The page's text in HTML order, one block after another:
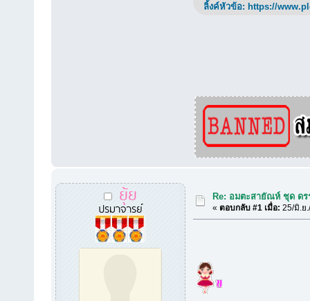
ลิ้งค์หัวข้อ: https://
ยุ้ย
ปรมาจารย์
Re: อมตะสายัณห์ ชุด ดร
«ตอบกลับ #1 เมื่อ: 25/มิ.ย